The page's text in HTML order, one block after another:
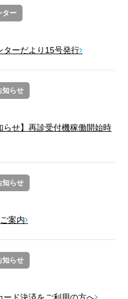
ター
ターだより15号発行
知らせ
らせ】再診受付機稼働開始時
知らせ
案内
知らせ